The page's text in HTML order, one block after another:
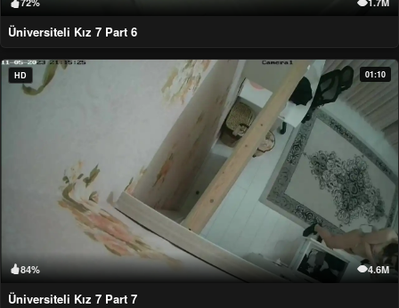
Üniversiteli Kız 7 Part 6
HD 01:10
84% 4.6M
Üniversiteli Kız 7 Part 7